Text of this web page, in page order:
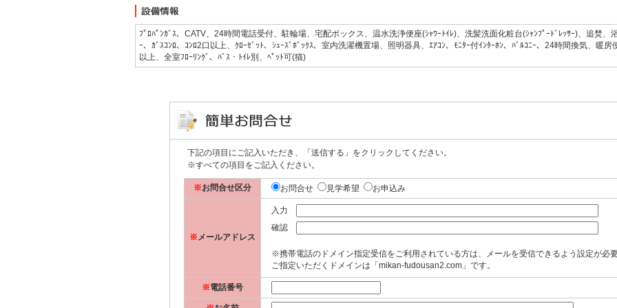
ﾌﾟﾛﾊﾟﾝｶﾞｽ、CATV、24時間電話受付、駐輪場、宅配ボックス、温水洗浄便座(ｼｬﾜｰﾄｲﾚ)、洗髪洗面化粧台(ｼｬﾝﾌﾟｰﾄﾞﾚｯｻｰ)、追焚、
ｰ、ｶﾞｽｺﾝﾛ、ｺﾝﾛ2口以上、ｸﾛｰｾﾞｯﾄ、ｼｭｰｽﾞﾎﾞｯｸｽ、室内洗濯機置場、照明器具、ｴｱｺﾝ、ﾓﾆﾀｰ付ｲﾝﾀｰﾎﾝ、ﾊﾞﾙｺﾆｰ、24時間換気、暖
以上、全室ﾌﾛｰﾘﾝｸﾞ、ﾊﾞｽ・ﾄｲﾚ別、ﾍﾟｯﾄ可(猫)
下記の項目にご記入いただき、「送信する」をクリックしてください。
※すべての項目をご記入ください。
※お問合せ区分 お問合せ 見学希望 お申込み
※メールアドレス
入力
確認
※携帯電話のドメイン指定受信をご利用されている方は、メールを受信できるよう設定が必
ご指定いただくドメインは「mikan-fudousan2.com」です。
※電話番号